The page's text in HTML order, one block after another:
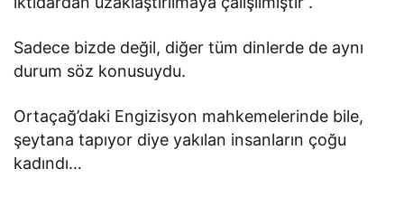
Sadece bizde değil, diğer tüm dinlerde de aynı
durum söz konusuydu.
Ortaçağ’daki Engizisyon mahkemelerinde bile,
şeytana tapıyor diye yakılan insanların çoğu
kadındı…